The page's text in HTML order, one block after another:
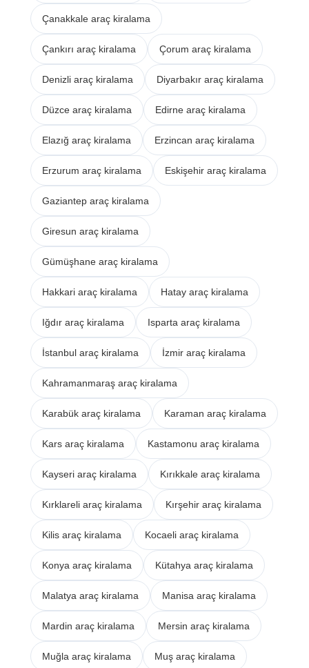
Çanakkale araç kiralama
Çankırı araç kiralama Çorum araç kiralama
Denizli araç kiralama Diyarbakır araç kiralama
Düzce araç kiralama Edirne araç kiralama
Elazığ araç kiralama Erzincan araç kiralama
Erzurum araç kiralama Eskişehir araç kiralama
Gaziantep araç kiralama
Giresun araç kiralama
Gümüşhane araç kiralama
Hakkari araç kiralama Hatay araç kiralama
Iğdır araç kiralama Isparta araç kiralama
İstanbul araç kiralama İzmir araç kiralama
Kahramanmaraş araç kiralama
Karabük araç kiralama Karaman araç kiralama
Kars araç kiralama Kastamonu araç kiralama
Kayseri araç kiralama Kırıkkale araç kiralama
Kırklareli araç kiralama Kırşehir araç kiralama
Kilis araç kiralama Kocaeli araç kiralama
Konya araç kiralama Kütahya araç kiralama
Malatya araç kiralama Manisa araç kiralama
Mardin araç kiralama Mersin araç kiralama
Muğla araç kiralama Muş araç kiralama